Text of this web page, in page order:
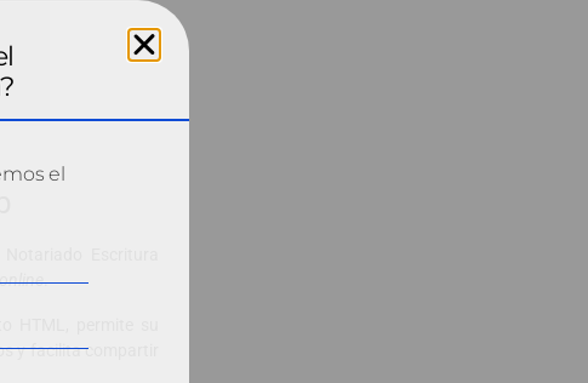
Escritura
online.
HTML, permite su
y facilita compartir
el